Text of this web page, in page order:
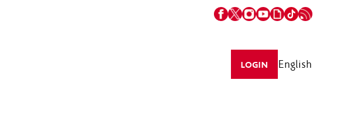
LOGIN English